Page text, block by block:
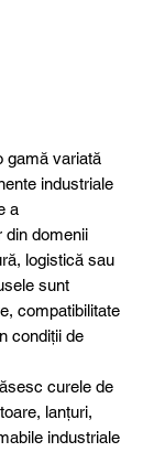
gamă variată
industriale
a
din domenii
logistică sau
sunt
compatibilitate
condiții de
curele de
lanțuri,
industriale